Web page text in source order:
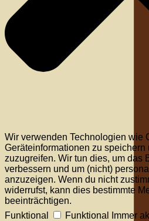
Wir verwenden Technologien wie
Geräteinformationen zu speichern
zuzugreifen. Wir tun dies, um das
verbessern und um (nicht)
anzuzeigen. Wenn du nicht
widerrufst, kann dies bestimmte
beeinträchtigen.
Funktional
Funktional
Immer